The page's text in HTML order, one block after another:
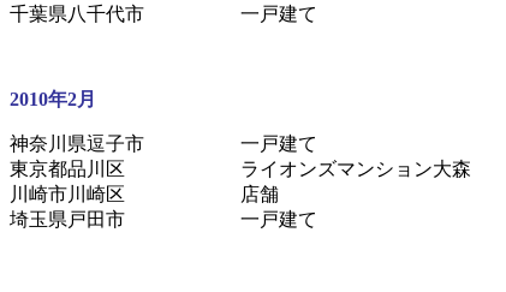
千葉県八千代市 一戸建て
2010年2月
神奈川県逗子市 一戸建て
東京都品川区 ライオンズマンション大森
川崎市川崎区 店舗
埼玉県戸田市 一戸建て